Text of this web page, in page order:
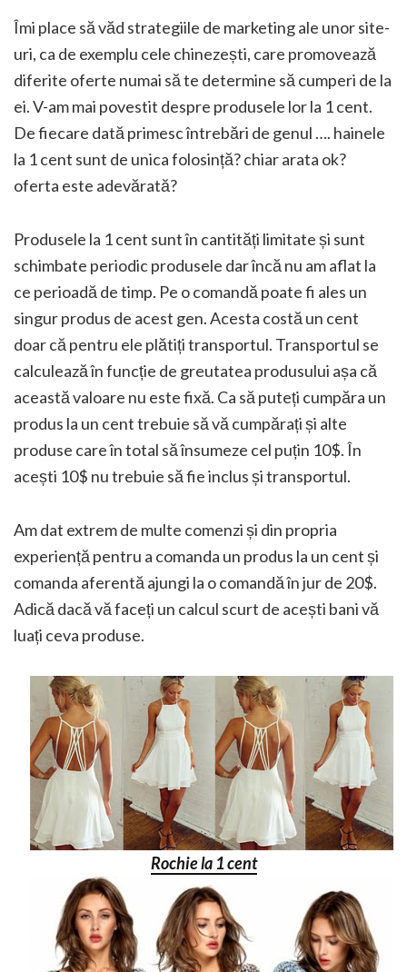
Îmi place să văd strategiile de marketing ale unor site-
uri, ca de exemplu cele chinezești, care promovează
diferite oferte numai să te determine să cumperi de la
ei. V-am mai povestit despre produsele lor la 1 cent.
De fiecare dată primesc întrebări de genul …. hainele
la 1 cent sunt de unica folosință? chiar arata ok?
oferta este adevărată?
Produsele la 1 cent sunt în cantități limitate și sunt
schimbate periodic produsele dar încă nu am aflat la
ce perioadă de timp. Pe o comandă poate fi ales un
singur produs de acest gen. Acesta costă un cent
doar că pentru ele plătiți transportul. Transportul se
calculează în funcție de greutatea produsului așa că
această valoare nu este fixă. Ca să puteți cumpăra un
produs la un cent trebuie să vă cumpărați și alte
produse care în total să însumeze cel puțin 10$. În
acești 10$ nu trebuie să fie inclus și transportul.
Am dat extrem de multe comenzi și din propria
experiență pentru a comanda un produs la un cent și
comanda aferentă ajungi la o comandă în jur de 20$.
Adică dacă vă faceți un calcul scurt de acești bani vă
luați ceva produse.
Rochie la 1 cent